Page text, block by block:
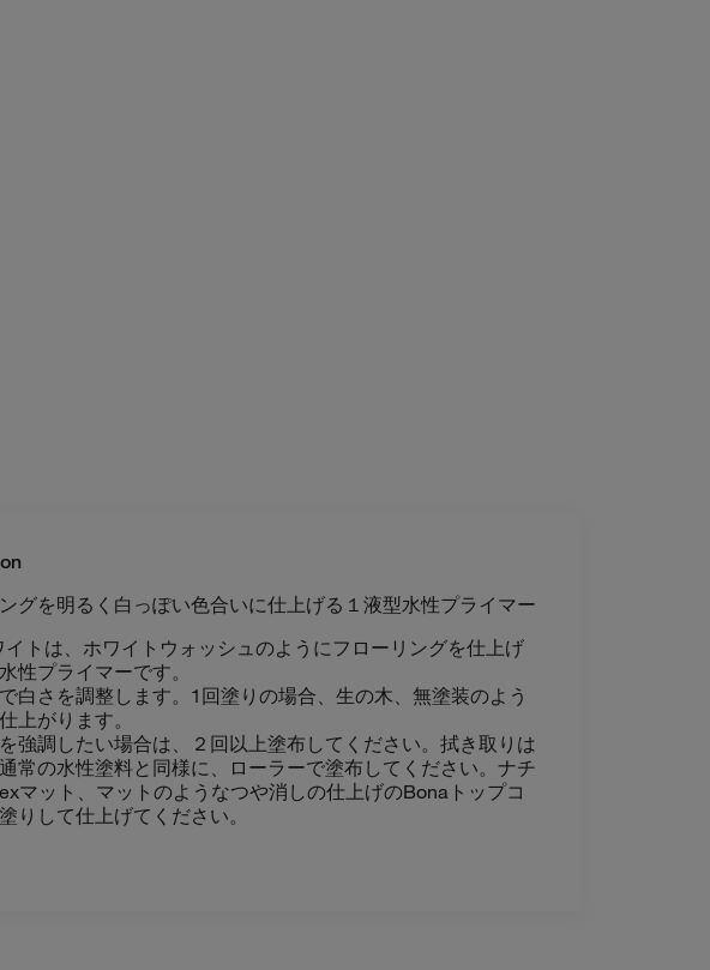
グを明るく白っぽい色合いに仕上げる１液型水性プライマー
イトは、ホワイトウォッシュのようにフローリングを仕上げ
性プライマーです。
白さを調整します。1回塗りの場合、生の木、無塗装のよう
上がります。
強調したい場合は、２回以上塗布してください。拭き取りは
常の水性塗料と同様に、ローラーで塗布してください。ナチ
マット、マットのようなつや消しの仕上げのBonaトップコ
りして仕上げてください。